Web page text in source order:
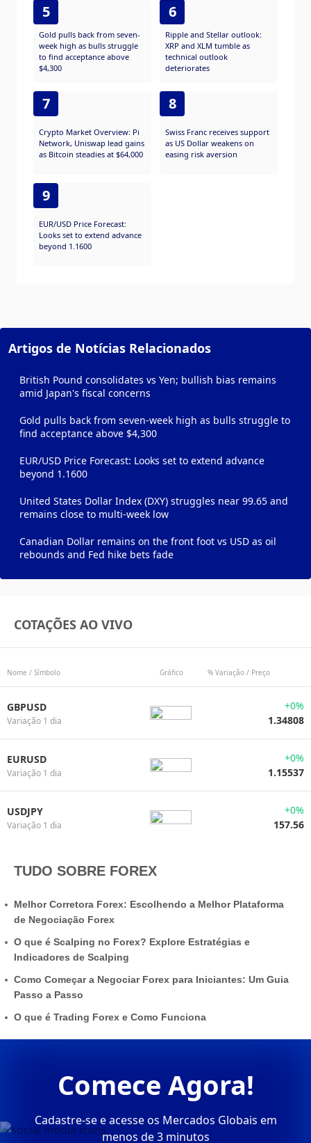
5
Gold pulls back from seven-
week high as bulls struggle
to find acceptance above
$4,300
6
Ripple and Stellar outlook:
XRP and XLM tumble as
technical outlook
deteriorates
7
Crypto Market Overview: Pi
Network, Uniswap lead gains
as Bitcoin steadies at $64,000
8
Swiss Franc receives support
as US Dollar weakens on
easing risk aversion
9
EUR/USD Price Forecast:
Looks set to extend advance
beyond 1.1600
Artigos de Notícias Relacionados
British Pound consolidates vs Yen; bullish bias remains
amid Japan's fiscal concerns
Gold pulls back from seven-week high as bulls struggle to
find acceptance above $4,300
EUR/USD Price Forecast: Looks set to extend advance
beyond 1.1600
United States Dollar Index (DXY) struggles near 99.65 and
remains close to multi-week low
Canadian Dollar remains on the front foot vs USD as oil
rebounds and Fed hike bets fade
COTAÇÕES AO VIVO
Nome / Símbolo Gráfico % Variação / Preço
GBPUSD
Variação 1 dia
+0%
1.34808
EURUSD
Variação 1 dia
+0%
1.15537
USDJPY
Variação 1 dia
+0%
157.56
TUDO SOBRE FOREX
Melhor Corretora Forex: Escolhendo a Melhor Plataforma
de Negociação Forex
O que é Scalping no Forex? Explore Estratégias e
Indicadores de Scalping
Como Começar a Negociar Forex para Iniciantes: Um Guia
Passo a Passo
O que é Trading Forex e Como Funciona
Comece Agora!
Cadastre-se e acesse os Mercados Globais em
menos de 3 minutos